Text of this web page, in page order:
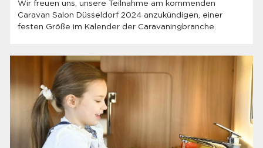
Wir freuen uns, unsere Teilnahme am kommenden
Caravan Salon Düsseldorf 2024 anzukündigen, einer
festen Größe im Kalender der Caravaningbranche.